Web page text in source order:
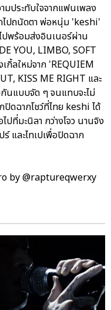
มประทับใจจากแฟนเพลง
ไปถนัดตา พ่อหนุ่ม 'keshi'
ปพร้อมส่งอินเนอร์ผ่าน
YOU, LIMBO, SOFT
กิ้ลใหม่จาก 'REQUIEM
KISS ME RIGHT และ
นแบบจัด ๆ จนแทบจะไม่
ดฉากโชว์ที่ไทย keshi ได้
ปที่มะนิลา กว่างโจว นานจิง
และไทเปเพื่อปิดฉาก
by @raptureqwerxy